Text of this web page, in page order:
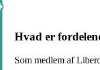
Hvad er
Som medlem af